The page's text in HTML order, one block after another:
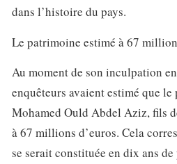
dans l’histoire du pays.
Le patrimoine estimé à 67
Au moment de son inculpation
enquêteurs avaient estimé que
Mohamed Ould Abdel Aziz, fils
à 67 millions d’euros. Cela
se serait constituée en dix ans